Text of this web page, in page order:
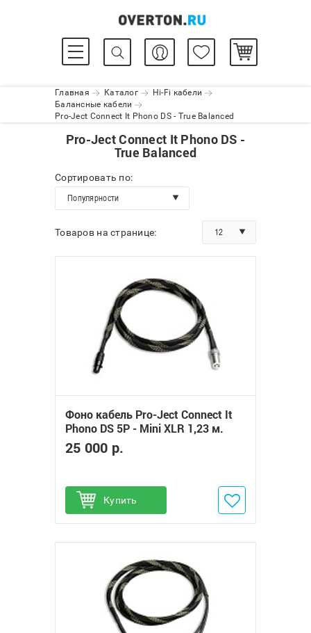
Главная Каталог
Hi-Fi кабели
Балансные кабели
Pro-Ject Connect It Phono DS - True Balanced
Pro-Ject Connect It Phono DS -
True Balanced
Сортировать по:
Популярности
Товаров на странице: 12
Фоно кабель Pro-Ject Connect It
Phono DS 5P - Mini XLR 1,23 м.
25 000 р.
Купить
Добавить в избранное